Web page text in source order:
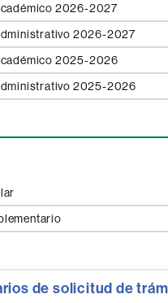
2026-2027
2026-2027
2025-2026
2025-2026
de solicitud de